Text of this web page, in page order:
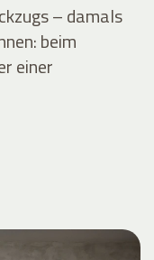
– damals
beim
einer